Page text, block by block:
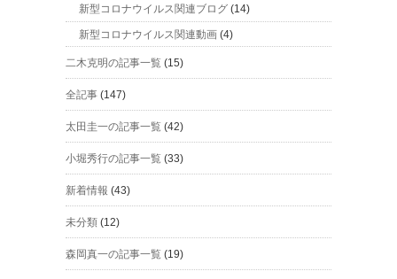
新型コロナウイルス関連ブログ (14)
新型コロナウイルス関連動画 (4)
二木克明の記事一覧 (15)
全記事 (147)
太田圭一の記事一覧 (42)
小堀秀行の記事一覧 (33)
新着情報 (43)
未分類 (12)
森岡真一の記事一覧 (19)